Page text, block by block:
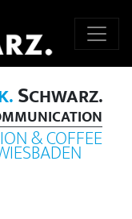
SCHWARZ.
& COFFEE